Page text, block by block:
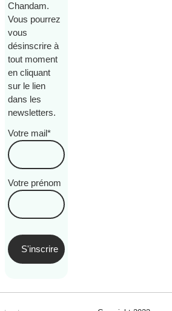
Chandam.
Vous pourrez
vous
désinscrire à
tout moment
en cliquant
sur le lien
dans les
newsletters.
Votre mail*
Votre prénom